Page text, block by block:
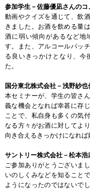
参加学生－佐藤優凪さんのコ
動画やクイズを通じて、飲
きました。お酒を飲める量
酒に弱い傾向があるなど地
す。また、アルコールパッ
る良いきっかけとなり、今
た。
国分東北株式会社－浅野紗也
本セミナーが、学生の皆さ
義な機会となれば幸甚に存
ことで、私自身も多くの気
なる方々がお酒に対してよ
向き合えるきっかけになれば
サントリー株式会社－松本浩
ご参加ありがとうございま
いのしくみなどを知ること
ようになったのではないで